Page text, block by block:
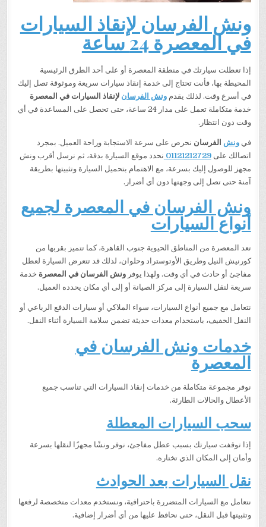
ونش الفرسان لإنقاذ السيارات
في المعصرة 24 ساعة
إذا تعطلت سيارتك في منطقة المعصرة أو على أحد الطرق الرئيسية
المحيطة بها، فأنت تحتاج إلى خدمة إنقاذ سيارات سريعة وموثوقة تصل إليك
في أسرع وقت. لذلك يقدمونش الفرسان لإنقاذ السيارات في المعصرة
خدمة متكاملة تعمل على مدار 24 ساعة، حتى تحصل على المساعدة في أي
وقت دون انتظار.
فيونش الفرسان نحرص على سرعة الاستجابة وراحة العميل. بمجرد
اتصالك على01121212729 نحدد موقع السيارة بدقة، ثم نرسل أقرب ونش
مجهز للوصول إليك بسرعة، مع الاهتمام بتحميل السيارة وتثبيتها بطريقة
آمنة حتى تصل إلى وجهتها دون أي أضرار.
ونش الفرسان في المعصرة لجميع
أنواع السيارات
تعد المعصرة من المناطق الحيوية جنوب القاهرة، كما تتميز بقربها من
كورنيش النيل وطريق الأوتوستراد وحلوان، لذلك قد تتعرض السيارة لعطل
مفاجئ أو حادث في أي وقت. ولهذا يوفرونش الفرسان في المعصرة خدمة
سريعة لنقل السيارة إلى مركز الصيانة أو إلى أي مكان يحدده العميل.
نتعامل مع جميع أنواع السيارات، سواء الملاكي أو سيارات الدفع الرباعي أو
النقل الخفيف، باستخدام معدات حديثة تضمن سلامة السيارة أثناء النقل.
خدمات ونش الفرسان في
المعصرة
نوفر مجموعة متكاملة من خدمات إنقاذ السيارات التي تناسب جميع
الأعطال والحالات الطارئة.
سحب السيارات المعطلة
إذا توقفت سيارتك بسبب عطل مفاجئ، نوفر ونشًا مجهزًا لنقلها بسرعة
وأمان إلى المكان الذي تختاره.
نقل السيارات بعد الحوادث
نتعامل مع السيارات المتضررة باحترافية، ونستخدم معدات متخصصة لرفعها
وتثبيتها قبل النقل، حتى نحافظ عليها من أي أضرار إضافية.